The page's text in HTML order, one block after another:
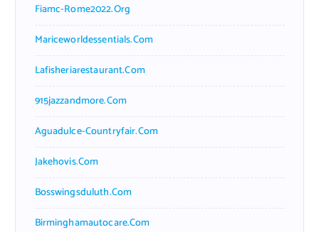
Fiamc-Rome2022.org
Mariceworldessentials.com
Lafisheriarestaurant.com
915jazzandmore.com
Aguadulce-Countryfair.com
Jakehovis.com
Bosswingsduluth.com
Birminghamautocare.com